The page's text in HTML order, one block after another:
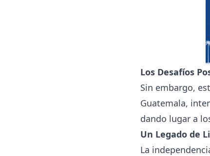
Los Desafíos
Sin embargo,
Guatemala,
dando lugar a
Un Legado de
La